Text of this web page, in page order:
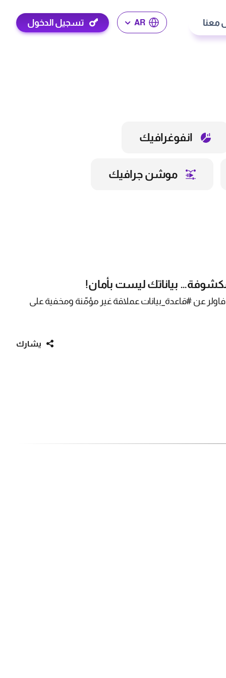
معنا AR تسجيل الدخول
انفوغرافيك
موشن جرافيك
فاولر عن #قاعدة_بيانات عملاقة غير مؤمّنة ومخفية على
يشارك